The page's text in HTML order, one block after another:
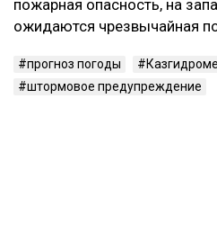
пожарная опасность, на
ожидаются чрезвычайная
прогноз погоды
штормовое предупреждение